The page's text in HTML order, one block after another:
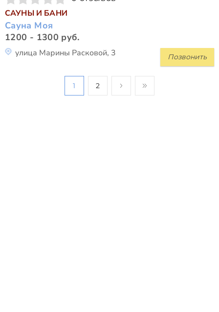
САУНЫ И БАНИ
Сауна Моя
1200 - 1300 руб.
Позвонить
улица Марины Расковой, 3
1 2